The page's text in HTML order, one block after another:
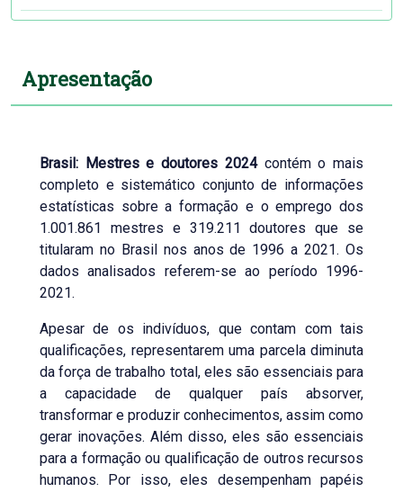
Apresentação
Brasil: Mestres e doutores 2024contém o mais
completo e sistemático conjunto de informações
estatísticas sobre a formação e o emprego dos
1.001.861 mestres e 319.211 doutores que se
titularam no Brasil nos anos de 1996 a 2021. Os
dados analisados referem-se ao período 1996-
2021.
Apesar de os indivíduos, que contam com tais
qualificações, representarem uma parcela diminuta
da força de trabalho total, eles são essenciais para
a capacidade de qualquer país absorver,
transformar e produzir conhecimentos, assim como
gerar inovações. Além disso, eles são essenciais
para a formação ou qualificação de outros recursos
humanos. Por isso, eles desempenham papéis